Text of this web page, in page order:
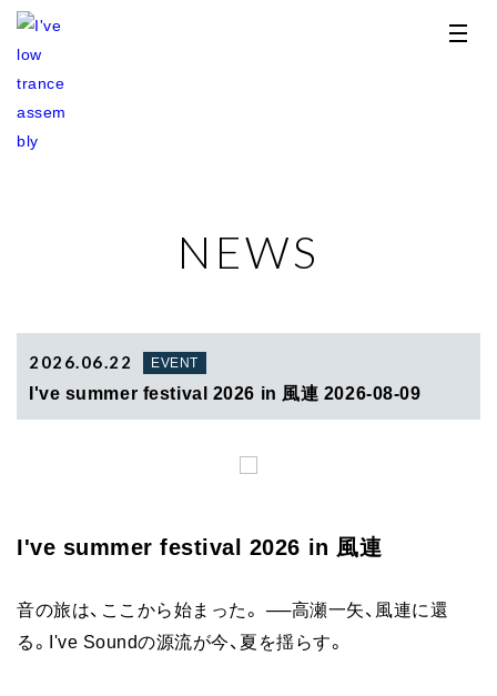
TOP
PROFILE
STORE
NEWS
2026.06.22 EVENT
I've summer festival 2026 in 風連 2026-08-09
I've summer festival 2026 in 風連
音の旅は、ここから始まった。 ──高瀬一矢、風連に還
る。I've Soundの源流が今、夏を揺らす。